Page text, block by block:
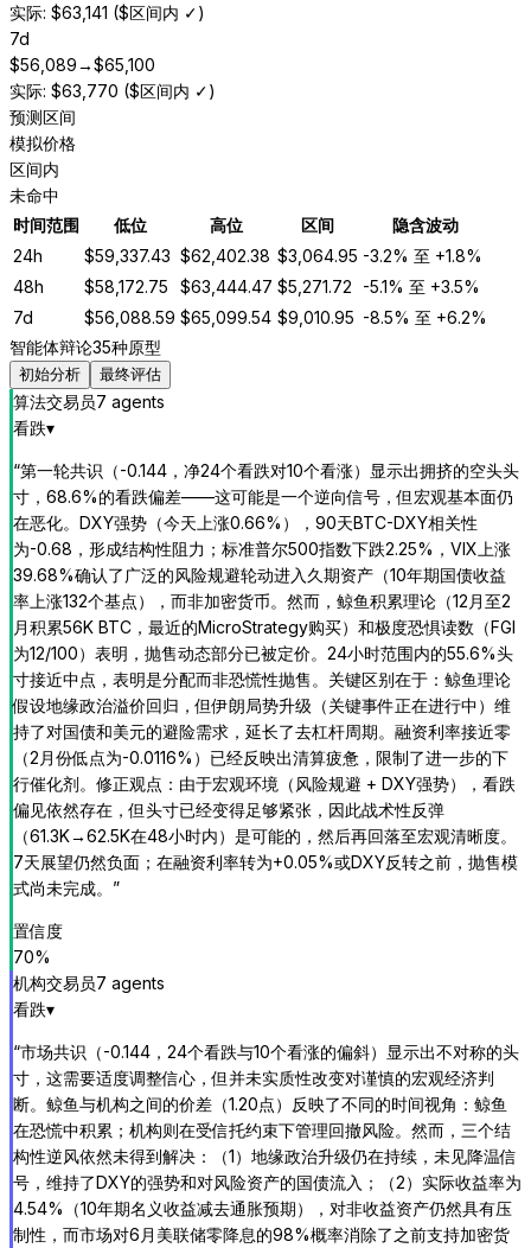
实际: $63,141 ($区间内 ✓)
7d
$56,089→$65,100
实际: $63,770 ($区间内 ✓)
预测区间
模拟价格
区间内
未命中
时间范围
低位 高位 区间
隐含波动
24h
$59,337.43 $62,402.38 $3,064.95 -3.2% 至 +1.8%
48h
$58,172.75 $63,444.47 $5,271.72 -5.1% 至 +3.5%
7d
$56,088.59 $65,099.54 $9,010.95 -8.5% 至 +6.2%
智能体辩论35种原型
初始分析 最终评估
算法交易员7 agents
看跌▾
“第一轮共识（-0.144，净24个看跌对10个看涨）显示出拥挤的空头头
寸，68.6%的看跌偏差——这可能是一个逆向信号，但宏观基本面仍
在恶化。DXY强势（今天上涨0.66%），90天BTC-DXY相关性
为-0.68，形成结构性阻力；标准普尔500指数下跌2.25%，VIX上涨
39.68%确认了广泛的风险规避轮动进入久期资产（10年期国债收益
率上涨132个基点），而非加密货币。然而，鲸鱼积累理论（12月至2
月积累56K BTC，最近的MicroStrategy购买）和极度恐惧读数（FGI
为12/100）表明，抛售动态部分已被定价。24小时范围内的55.6%头
寸接近中点，表明是分配而非恐慌性抛售。关键区别在于：鲸鱼理论
假设地缘政治溢价回归，但伊朗局势升级（关键事件正在进行中）维
持了对国债和美元的避险需求，延长了去杠杆周期。融资利率接近零
（2月份低点为-0.0116%）已经反映出清算疲惫，限制了进一步的下
行催化剂。修正观点：由于宏观环境（风险规避 + DXY强势），看跌
偏见依然存在，但头寸已经变得足够紧张，因此战术性反弹
（61.3K→62.5K在48小时内）是可能的，然后再回落至宏观清晰度。
7天展望仍然负面；在融资利率转为+0.05%或DXY反转之前，抛售模
式尚未完成。 ”
置信度
70%
机构交易员7 agents
看跌▾
“市场共识（-0.144，24个看跌与10个看涨的偏斜）显示出不对称的头
寸，这需要适度调整信心，但并未实质性改变对谨慎的宏观经济判
断。鲸鱼与机构之间的价差（1.20点）反映了不同的时间视角：鲸鱼
在恐慌中积累；机构则在受信托约束下管理回撤风险。然而，三个结
构性逆风依然未得到解决：（1）地缘政治升级仍在持续，未见降温信
号，维持了DXY的强势和对风险资产的国债流入；（2）实际收益率为
4.54%（10年期名义收益减去通胀预期），对非收益资产仍然具有压
制性，而市场对6月美联储零降息的98%概率消除了之前支持加密货